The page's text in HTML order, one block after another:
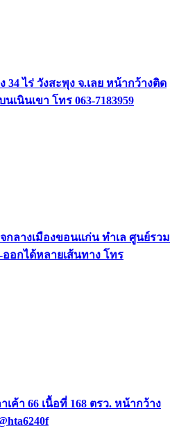
ไร่ วังสะพุง จ.เลย หน้ากว้างติด
นินเขา โทร 063-7183959
ลางเมืองขอนแก่น ทำเล ศูนย์รวม
อกได้หลายเส้นทาง โทร
ค้า 66 เนื้อที่ 168 ตรว. หน้ากว้าง